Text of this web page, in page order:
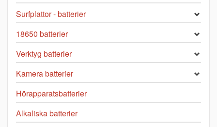
Surfplattor - batterier
18650 batterier
Verktyg batterier
Kamera batterier
Hörapparatsbatterier
Alkaliska batterier